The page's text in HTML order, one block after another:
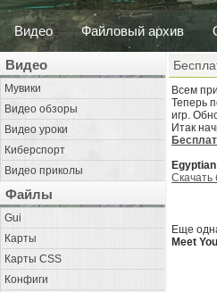
Видео Файловый архив
Видео
Мувики
Видео обзоры
Видео уроки
Киберспорт
Видео приколы
Файлы
Gui
Карты
Карты CSS
Конфиги
Всем
Теперь
игр.
Итак
Скачать
Еще
Meet